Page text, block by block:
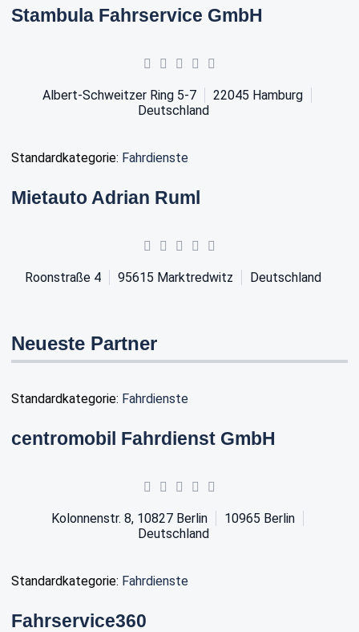
Stambula Fahrservice GmbH
Albert-Schweitzer Ring 5-7 22045 Hamburg
Deutschland
Standardkategorie: Fahrdienste
Mietauto Adrian Ruml
Roonstraße 4 95615 Marktredwitz Deutschland
Neueste Partner
Standardkategorie: Fahrdienste
centromobil Fahrdienst GmbH
Kolonnenstr. 8, 10827 Berlin 10965 Berlin
Deutschland
Standardkategorie: Fahrdienste
Fahrservice360